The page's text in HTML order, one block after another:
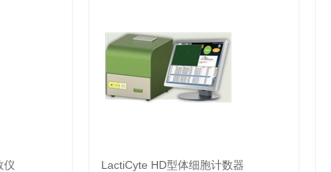
仪
LactiCyte HD型体细胞计数器